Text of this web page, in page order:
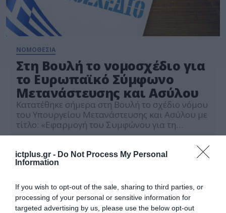
ictplus.gr - Do Not Process My Personal
Information
If you wish to opt-out of the sale, sharing to third parties, or
processing of your personal or sensitive information for
targeted advertising by us, please use the below opt-out
ΝΟΜΟΘΕΣΙΑ
Στη Βουλή το νομοσχέδιο για
το Ευρωπαϊκό Σύμφωνο
Μετανάστευσης και Ασύλου
Κατατέθηκε σήμερα στη Βουλή το σχέδιο νόμου
του Υπουργείου Μετανάστευσης και Ασύλου με
τίτλο: «Εφαρμογή του Συμφώνου για τη
Μετανάστευση και το Άσυλο και λοιπές
διατάξεις του Υπουργείου Μετανάστευσης και
Ασύλου», σηματοδοτώντας τη μεγαλύτερη κοινή
μεταναστευτική μεταρρύθμιση της Ευρωπαϊκής
αποτελεσματικότερη προστασία των
εξωτερικών συνόρων της Ευρωπαϊκής Ένωσης,
στην επιτάχυνση […]